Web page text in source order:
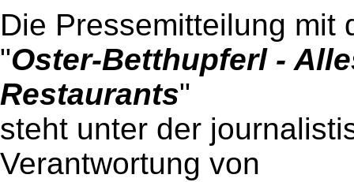
Die Pressemitteilung mit
"Oster-Betthupferl -
Restaurants"
steht unter der
Verantwortung von